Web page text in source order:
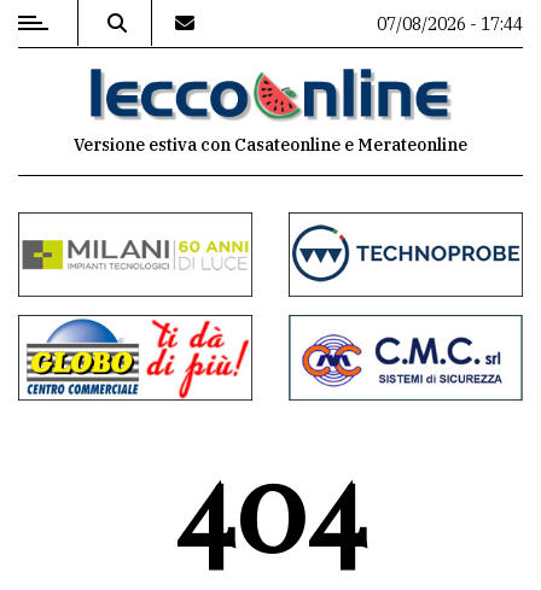
MENU
commenti
Contenuti
del
sito
07/08/2026 - 17:44
Versione estiva con Casateonline e Merateonline
404